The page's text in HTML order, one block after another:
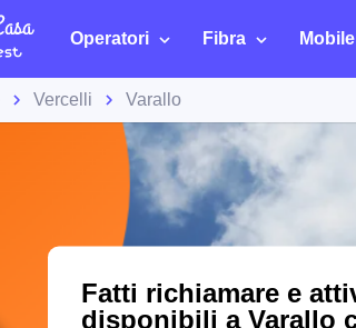
Operatori Fibra Mobile
Vercelli Varallo